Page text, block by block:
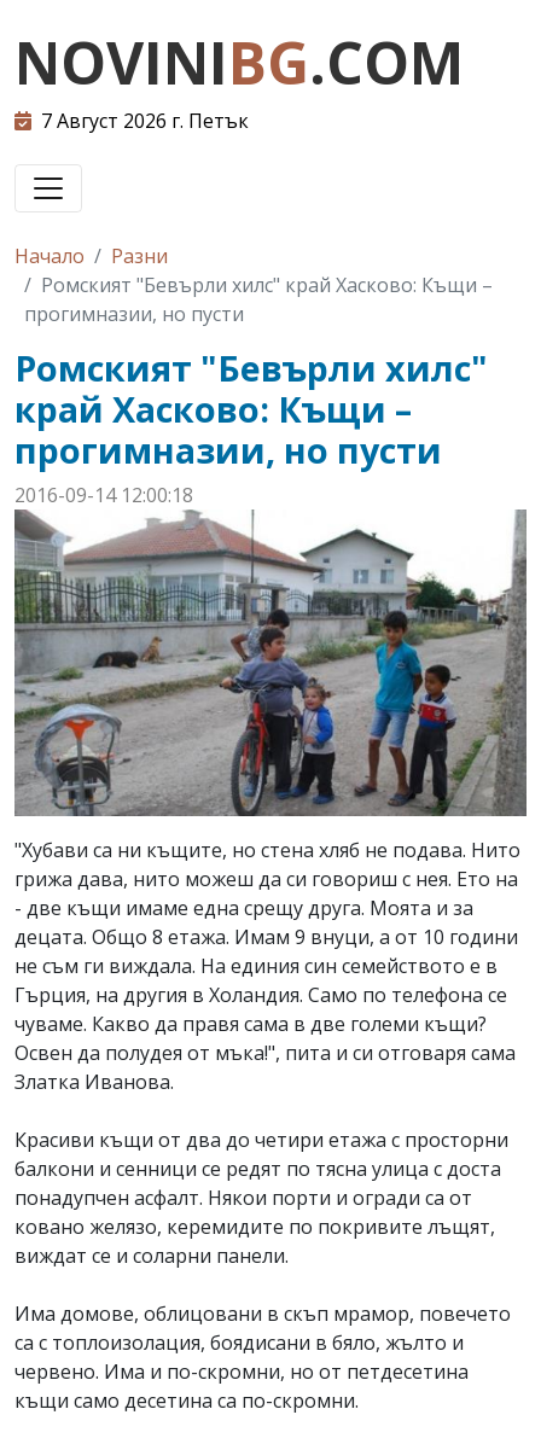
NOVINIBG.COM
7 Август 2026 г. Петък
Начало
Разни
Ромският "Бевърли хилс" край Хасково: Къщи –
прогимназии, но пусти
Ромският "Бевърли хилс"
край Хасково: Къщи –
прогимназии, но пусти
2016-09-14 12:00:18
"Хубави са ни къщите, но стена хляб не подава. Нито
грижа дава, нито можеш да си говориш с нея. Ето на
- две къщи имаме една срещу друга. Моята и за
децата. Общо 8 етажа. Имам 9 внуци, а от 10 години
не съм ги виждала. На единия син семейството е в
Гърция, на другия в Холандия. Само по телефона се
чуваме. Какво да правя сама в две големи къщи?
Освен да полудея от мъка!", пита и си отговаря сама
Златка Иванова.
Красиви къщи от два до четири етажа с просторни
балкони и сенници се редят по тясна улица с доста
понадупчен асфалт. Някои порти и огради са от
ковано желязо, керемидите по покривите лъщят,
виждат се и соларни панели.
Има домове, облицовани в скъп мрамор, повечето
са с топлоизолация, боядисани в бяло, жълто и
червено. Има и по-скромни, но от петдесетина
къщи само десетина са по-скромни.